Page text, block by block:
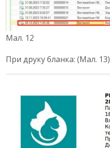
Мал. 12
При друку бланка: (Мал. 13)